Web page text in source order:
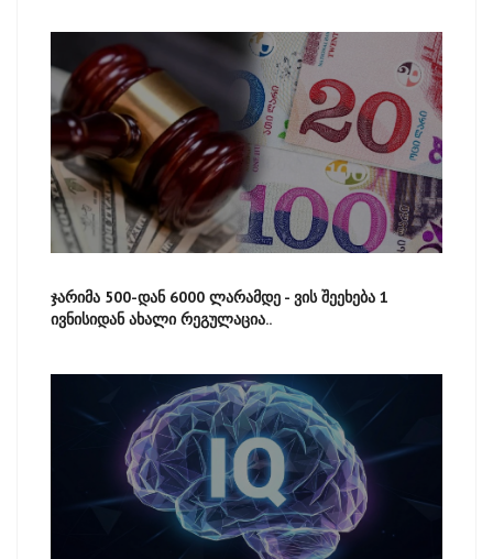
ჯარიმა 500-დან 6000 ლარამდე - ვის შეეხება 1
ივნისიდან ახალი რეგულაცია..